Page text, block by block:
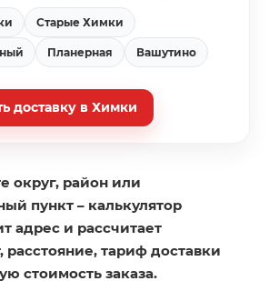
Старые Химки
Планерная Вашутино
доставку в Химки
округ, район или
пункт – калькулятор
адрес и рассчитает
расстояние, тариф доставки
стоимость заказа.